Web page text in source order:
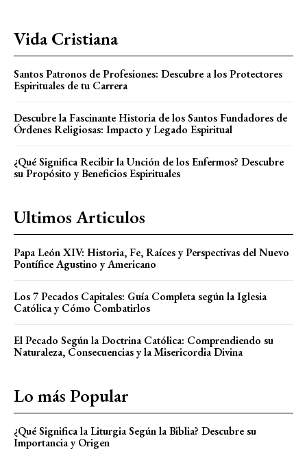
Vida Cristiana
Santos Patronos de Profesiones: Descubre a los Protectores
Espirituales de tu Carrera
Descubre la Fascinante Historia de los Santos Fundadores de
Órdenes Religiosas: Impacto y Legado Espiritual
¿Qué Significa Recibir la Unción de los Enfermos? Descubre
su Propósito y Beneficios Espirituales
Ultimos Articulos
Papa León XIV: Historia, Fe, Raíces y Perspectivas del Nuevo
Pontífice Agustino y Americano
Los 7 Pecados Capitales: Guía Completa según la Iglesia
Católica y Cómo Combatirlos
El Pecado Según la Doctrina Católica: Comprendiendo su
Naturaleza, Consecuencias y la Misericordia Divina
Lo más Popular
¿Qué Significa la Liturgia Según la Biblia? Descubre su
Importancia y Origen